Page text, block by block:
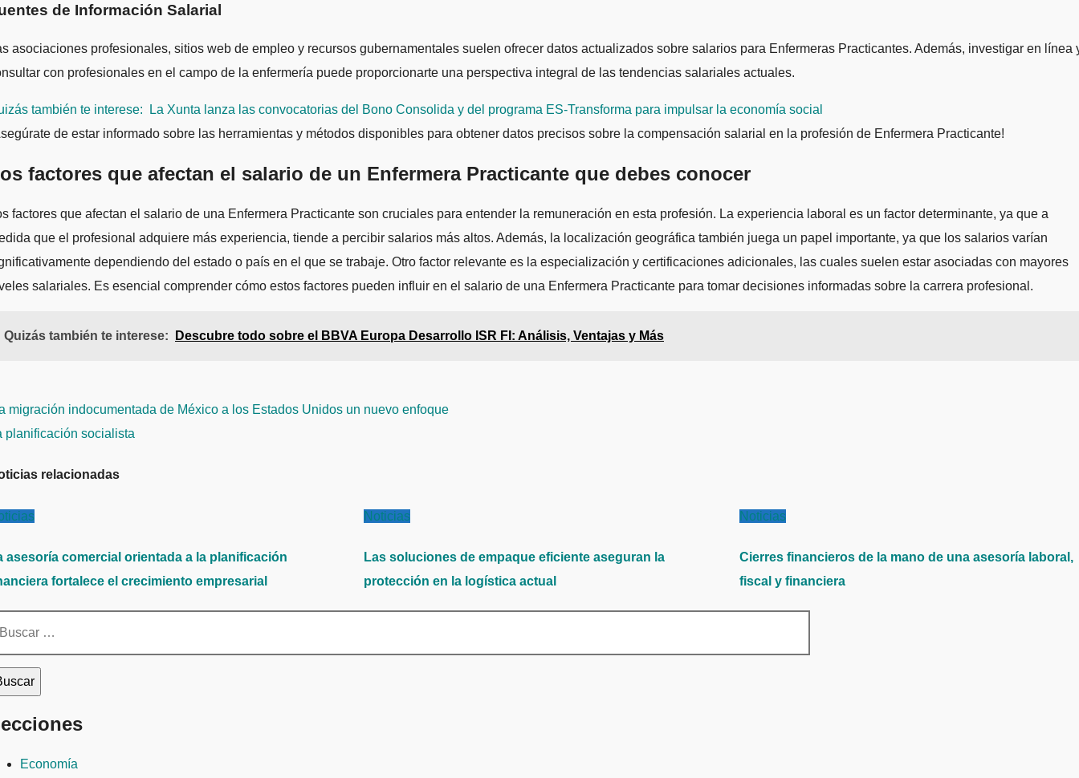
de Información Salarial
asociaciones profesionales, sitios web de empleo y recursos gubernamentales suelen ofrecer datos actualizados sobre salarios para Enfermeras Practicantes. Además, investigar en línea
con profesionales en el campo de la enfermería puede proporcionarte una perspectiva integral de las tendencias salariales actuales.
también te interese:
La Xunta lanza las convocatorias del Bono Consolida y del programa ES-Transforma para impulsar la economía social
de estar informado sobre las herramientas y métodos disponibles para obtener datos precisos sobre la compensación salarial en la profesión de Enfermera Practicante!
factores que afectan el salario de un Enfermera Practicante que debes conocer
factores que afectan el salario de una Enfermera Practicante son cruciales para entender la remuneración en esta profesión. La experiencia laboral es un factor determinante, ya que a
que el profesional adquiere más experiencia, tiende a percibir salarios más altos. Además, la localización geográfica también juega un papel importante, ya que los salarios varían
dependiendo del estado o país en el que se trabaje. Otro factor relevante es la especialización y certificaciones adicionales, las cuales suelen estar asociadas con mayores
salariales. Es esencial comprender cómo estos factores pueden influir en el salario de una Enfermera Practicante para tomar decisiones informadas sobre la carrera profesional.
Quizás también te interese: Descubre todo sobre el BBVA Europa Desarrollo ISR FI: Análisis, Ventajas y Más
migración indocumentada de México a los Estados Unidos un nuevo enfoque
planificación socialista
relacionadas
asesoría comercial orientada a la planificación
fortalece el crecimiento empresarial
Noticias
Las soluciones de empaque eficiente aseguran la
protección en la logística actual
Noticias
Cierres financieros de la mano de una asesoría laboral,
fiscal y financiera
Economía